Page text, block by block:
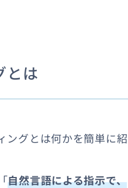
とは
ングとは何かを簡単に紹
自然言語による指示で、